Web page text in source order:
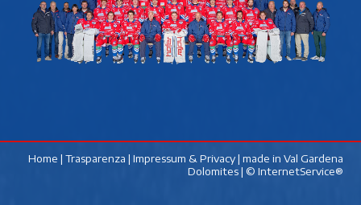
Home | Trasparenza | Impressum & Privacy| made in Val Gardena
Dolomites| © InternetService®